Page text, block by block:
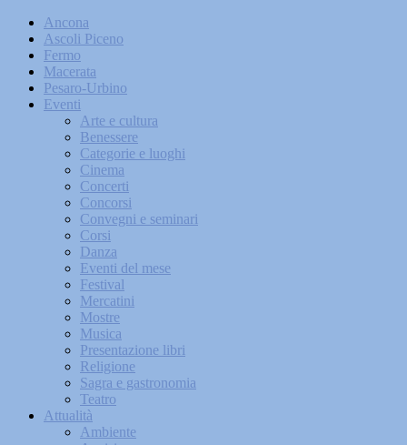
Ancona
Ascoli Piceno
Fermo
Macerata
Pesaro-Urbino
Eventi
Arte e cultura
Benessere
Categorie e luoghi
Cinema
Concerti
Concorsi
Convegni e seminari
Corsi
Danza
Eventi del mese
Festival
Mercatini
Mostre
Musica
Presentazione libri
Religione
Sagra e gastronomia
Teatro
Attualità
Ambiente